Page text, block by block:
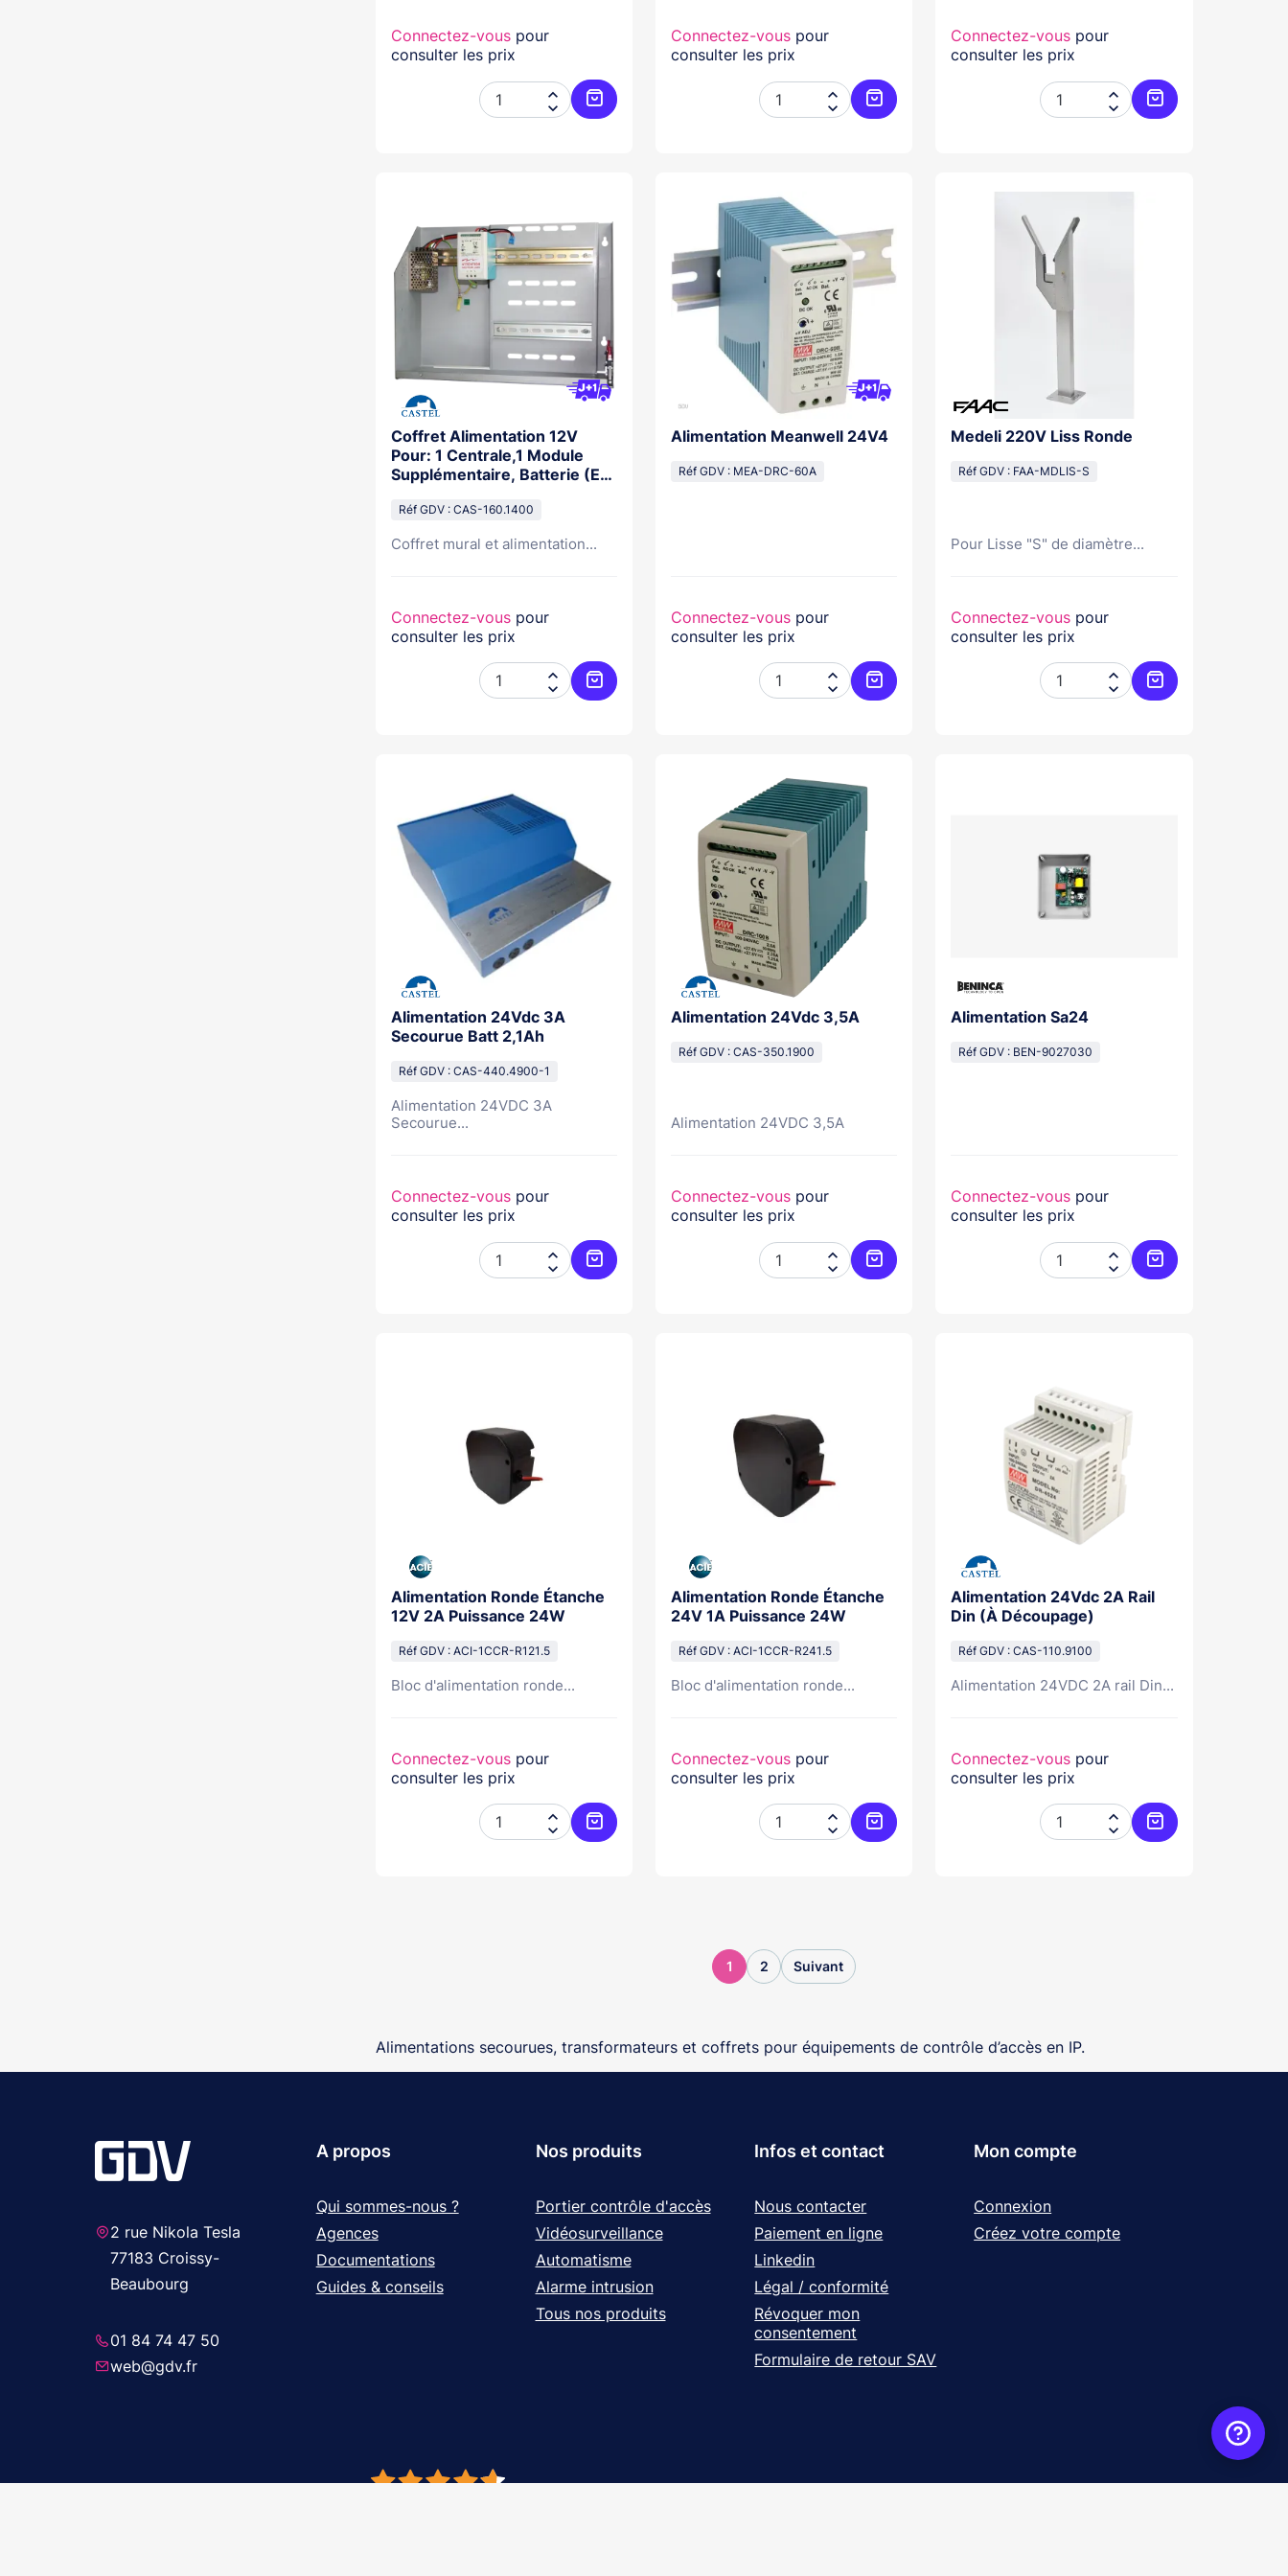
Connectez-vouspour
consulter les prix


Ajouter au panier
Connectez-vouspour
consulter les prix


Ajouter au panier
Connectez-vous pour
consulter les prix


Ajouter au panier
Coffret Alimentation 12V
Pour: 1 Centrale,1 Module
Supplémentaire, Batterie (En
Réf GDV : CAS-160.1400
Coffret mural et alimentation...
Connectez-vouspour
consulter les prix


Ajouter au panier
Alimentation Meanwell 24V4
Réf GDV : MEA-DRC-60A
Connectez-vouspour
consulter les prix


Ajouter au panier
Medeli 220V Liss Ronde
Réf GDV : FAA-MDLIS-S
Pour Lisse "S" de diamètre...
Connectez-vous pour
consulter les prix


Ajouter au panier
Alimentation 24Vdc 3A
Secourue Batt 2,1Ah
Réf GDV : CAS-440.4900-1
Alimentation 24VDC 3A
Secourue...
Connectez-vouspour
consulter les prix


Ajouter au panier
Alimentation 24Vdc 3,5A
Réf GDV : CAS-350.1900
Alimentation 24VDC 3,5A
Connectez-vouspour
consulter les prix


Ajouter au panier
Alimentation Sa24
Réf GDV : BEN-9027030
Connectez-vous pour
consulter les prix


Ajouter au panier
Alimentation Ronde Étanche
12V 2A Puissance 24W
Réf GDV : ACI-1CCR-R121.5
Bloc d'alimentation ronde...
Connectez-vouspour
consulter les prix


Ajouter au panier
Alimentation Ronde Étanche
24V 1A Puissance 24W
Réf GDV : ACI-1CCR-R241.5
Bloc d'alimentation ronde...
Connectez-vouspour
consulter les prix


Ajouter au panier
Alimentation 24Vdc 2A Rail
Din (À Découpage)
Réf GDV : CAS-110.9100
Alimentation 24VDC 2A rail Din...
Connectez-vous pour
consulter les prix


Ajouter au panier
1 2 Suivant
Alimentations secourues, transformateurs et coffrets pour équipements de contrôle d’accès en IP.
2 rue Nikola Tesla
77183 Croissy-
Beaubourg
01 84 74 47 50
web@gdv.fr
A propos
Qui sommes-nous ?
Agences
Documentations
Guides & conseils
Nos produits
Portier contrôle d'accès
Vidéosurveillance
Automatisme
Alarme intrusion
Tous nos produits
Infos et contact
Nous contacter
Paiement en ligne
Linkedin
Légal / conformité
Révoquer mon
consentement
Formulaire de retour SAV
Mon compte
Connexion
Créez votre compte